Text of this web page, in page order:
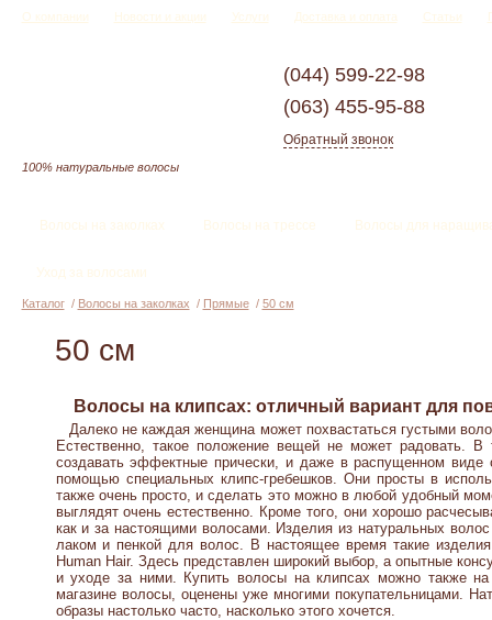
О компании Новости и акции Услуги Доставка и оплата Статьи
100% натуральные волосы
(044) 599-22-98
(063) 455-95-88
Обратный звонок
Волосы на заколках Волосы на трессе Волосы для
Уход за волосами
Каталог/ Волосы на заколках / Прямые/ 50 см
50 см
Волосы на клипсах: отличный вариант для
Далеко не каждая женщина может похвастаться густыми
Естественно, такое положение вещей не может радовать.
создавать эффектные прически, и даже в распущенном виде
помощью специальных клипс-гребешков. Они просты в
также очень просто, и сделать это можно в любой удобный
выглядят очень естественно. Кроме того, они хорошо
как и за настоящими волосами. Изделия из натуральных
лаком и пенкой для волос. В настоящее время такие
Human Hair. Здесь представлен широкий выбор, а опытные
и уходе за ними. Купить волосы на клипсах можно также
магазине волосы, оценены уже многими покупательницами.
образы настолько часто, насколько этого хочется.